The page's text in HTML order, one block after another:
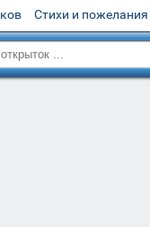
Стихи и пожелания